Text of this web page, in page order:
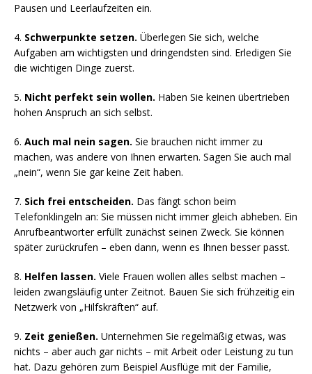
Pausen und Leerlaufzeiten ein.
4. Schwerpunkte setzen. Überlegen Sie sich, welche
Aufgaben am wichtigsten und dringendsten sind. Erledigen Sie
die wichtigen Dinge zuerst.
5. Nicht perfekt sein wollen. Haben Sie keinen übertrieben
hohen Anspruch an sich selbst.
6. Auch mal nein sagen. Sie brauchen nicht immer zu
machen, was andere von Ihnen erwarten. Sagen Sie auch mal
„nein“, wenn Sie gar keine Zeit haben.
7. Sich frei entscheiden. Das fängt schon beim
Telefonklingeln an: Sie müssen nicht immer gleich abheben. Ein
Anrufbeantworter erfüllt zunächst seinen Zweck. Sie können
später zurückrufen – eben dann, wenn es Ihnen besser passt.
8. Helfen lassen. Viele Frauen wollen alles selbst machen –
leiden zwangsläufig unter Zeitnot. Bauen Sie sich frühzeitig ein
Netzwerk von „Hilfskräften“ auf.
9. Zeit genießen. Unternehmen Sie regelmäßig etwas, was
nichts – aber auch gar nichts – mit Arbeit oder Leistung zu tun
hat. Dazu gehören zum Beispiel Ausflüge mit der Familie,